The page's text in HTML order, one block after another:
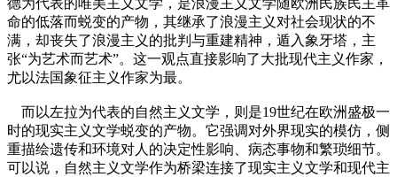
命的低落而蜕变的产物，其继承了浪漫主义对社会现状的不
满，却丧失了浪漫主义的批判与重建精神，遁入象牙塔，主
张“为艺术而艺术”。这一观点直接影响了大批现代主义作家，
尤以法国象征主义作家为最。
而以左拉为代表的自然主义文学，则是19世纪在欧洲盛极一
时的现实主义文学蜕变的产物。它强调对外界现实的模仿，侧
重描绘遗传和环境对人的决定性影响、病态事物和繁琐细节。
可以说，自然主义文学作为桥梁连接了现实主义文学和现代主